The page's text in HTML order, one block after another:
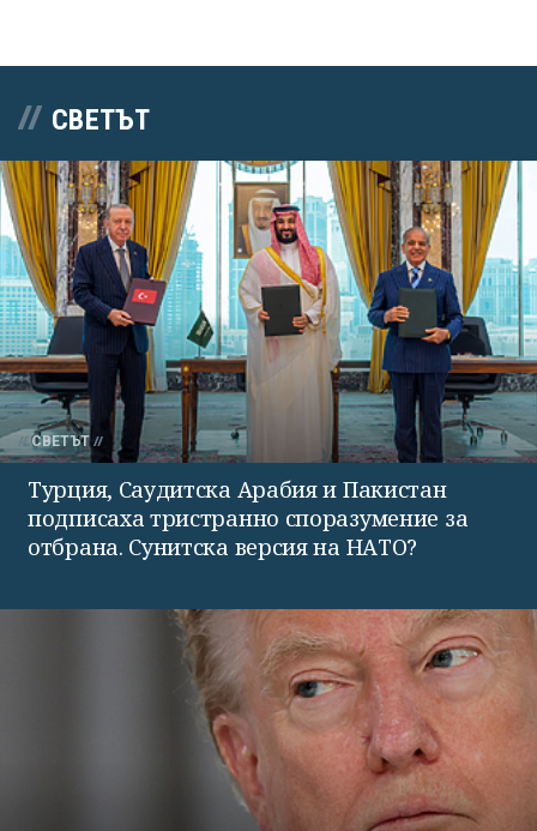
СВЕТЪТ
СВЕТЪТ
Турция, Саудитска Арабия и Пакистан
подписаха тристранно споразумение за
отбрана. Сунитска версия на НАТО?